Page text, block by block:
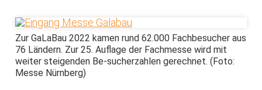
Zur GaLaBau 2022 kamen rund 62.000 Fachbesucher aus
76 Ländern. Zur 25. Auflage der Fachmesse wird mit
weiter steigenden Be-sucherzahlen gerechnet. (Foto:
Messe Nürnberg)